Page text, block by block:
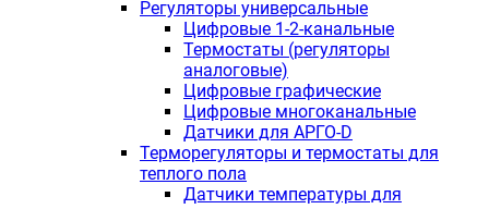
Регуляторы универсальные
Цифровые 1-2-канальные
Термостаты (регуляторы
аналоговые)
Цифровые графические
Цифровые многоканальные
Датчики для АРГО-D
Терморегуляторы и термостаты для
теплого пола
Датчики температуры для